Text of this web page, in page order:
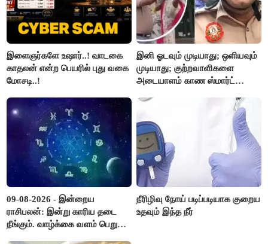
இளைஞர்களே உஷார்..! வாடகை
காதலன் என்ற பெயரில் புது வகை
மோசடி..!
இனி ஓடவும் முடியாது; ஒளியவும்
முடியாது; குற்றவாளிகளை
அடையாளம் காண ஸ்மார்ட்
09-08-2026 - இன்றைய
ராசிபலன்: இன்று காரிய தடை
நீங்கும். வாழ்க்கை வளம் பெறும்.
நீரிழிவு நோய் படிப்படியாக குறைய
உதவும் இந்த நீர்